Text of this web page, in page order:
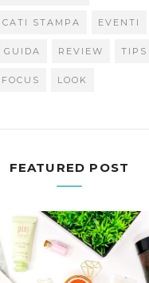
STAMPA EVENTI
GUIDA REVIEW TIPS
LOOK
FEATURED POST